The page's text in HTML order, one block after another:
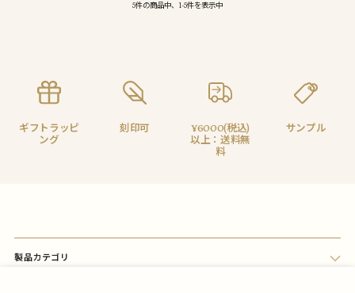
5件の商品中、1-5件を表示中
ギフトラッピ
ング
刻印可
¥6000(税込)
以上：送料無
料
サンプル
製品カテゴリ